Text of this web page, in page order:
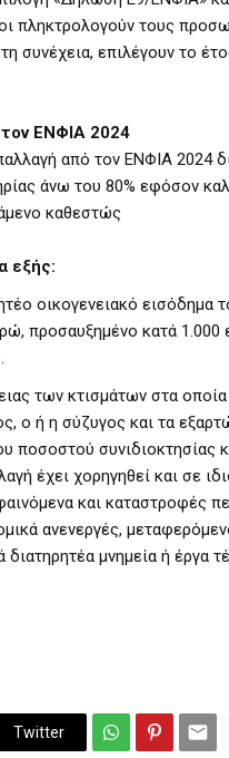
πληκτρολογούν τους
συνέχεια, επιλέγουν το
ΕΝΦΙΑ 2024
από τον ΕΝΦΙΑ 2024
άνω του 80% εφόσον
καθεστώς
εξής:
οικογενειακό εισόδημα
προσαυξημένο κατά
των κτισμάτων στα
ο ή η σύζυγος και τα
ποσοστού συνιδιοκτησίας
έχει χορηγηθεί και σε
και καταστροφές
ανενεργές,
διατηρητέα μνημεία ή έργα
Twitter